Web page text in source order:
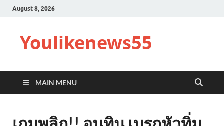
August 8, 2026
Youlikenews55
MAIN MENU